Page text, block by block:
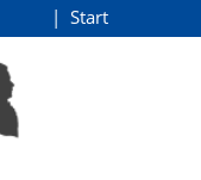
Start